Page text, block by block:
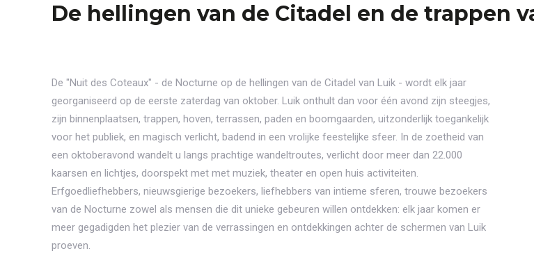
De hellingen van de Citadel en de trappen
De "Nuit des Coteaux" - de Nocturne op de hellingen van de Citadel van Luik - wordt elk jaar
georganiseerd op de eerste zaterdag van oktober. Luik onthult dan voor één avond zijn steegjes,
zijn binnenplaatsen, trappen, hoven, terrassen, paden en boomgaarden, uitzonderlijk toegankelijk
voor het publiek, en magisch verlicht, badend in een vrolijke feestelijke sfeer. In de zoetheid van
een oktoberavond wandelt u langs prachtige wandeltroutes, verlicht door meer dan 22.000
kaarsen en lichtjes, doorspekt met met muziek, theater en open huis activiteiten.
Erfgoedliefhebbers, nieuwsgierige bezoekers, liefhebbers van intieme sferen, trouwe bezoekers
van de Nocturne zowel als mensen die dit unieke gebeuren willen ontdekken: elk jaar komen er
meer gegadigden het plezier van de verrassingen en ontdekkingen achter de schermen van Luik
proeven.